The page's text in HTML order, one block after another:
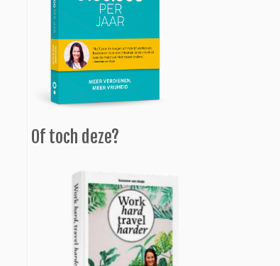
Of toch deze?